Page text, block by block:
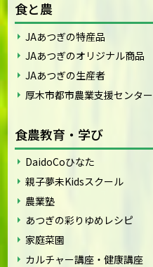
食と農
JAあつぎの特産品
JAあつぎのオリジナル商品
JAあつぎの生産者
厚木市都市農業支援センター
食農教育・学び
DaidoCoひなた
親子夢未Kidsスクール
農業塾
あつぎの彩りゆめレシピ
家庭菜園
カルチャー講座・健康講座